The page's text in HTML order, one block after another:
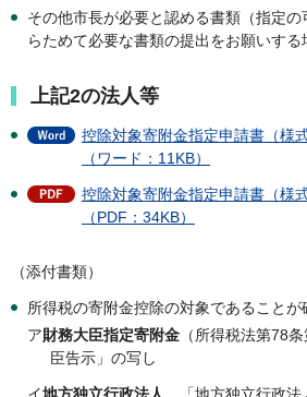
その他市長が必要と認める書類（指定
らためて必要な書類の提出をお願いする
上記2の法人等
控除対象寄附金指定申請書（様
（ワード：11KB）
控除対象寄附金指定申請書（様
（PDF：34KB）
（添付書類）
所得税の寄附金控除の対象であることが
ア財務大臣指定寄附金 （所得税法第78
臣告示」の写し